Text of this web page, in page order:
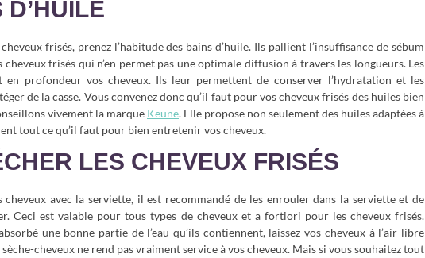
frisés, prenez l’habitude des bains d’huile. Ils pallient l’insuffisance de sébum
frisés qui n’en permet pas une optimale diffusion à travers les longueurs. Les
en profondeur vos cheveux. Ils leur permettent de conserver l’hydratation et les
de la casse. Vous convenez donc qu’il faut pour vos cheveux frisés des huiles bien
vivement la marque Keune. Elle propose non seulement des huiles adaptées à
tout ce qu’il faut pour bien entretenir vos cheveux.
LES CHEVEUX FRISÉS
avec la serviette, il est recommandé de les enrouler dans la serviette et de
Ceci est valable pour tous types de cheveux et a fortiori pour les cheveux frisés.
une bonne partie de l’eau qu’ils contiennent, laissez vos cheveux à l’air libre
sèche-cheveux ne rend pas vraiment service à vos cheveux. Mais si vous souhaitez tout